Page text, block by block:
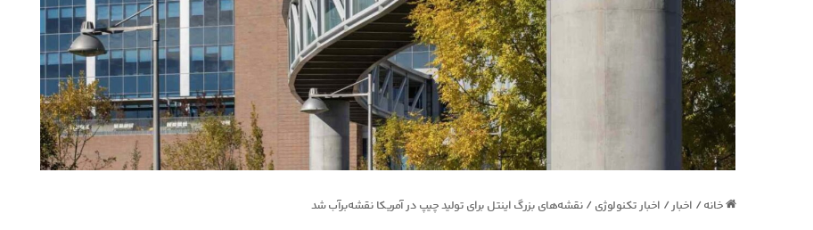
خانه / اخبار / اخبار تکنولوژی / نقشه‌های بزرگ اینتل برای تولید چیپ در آمریکا نقشه‌بر‌آب شد